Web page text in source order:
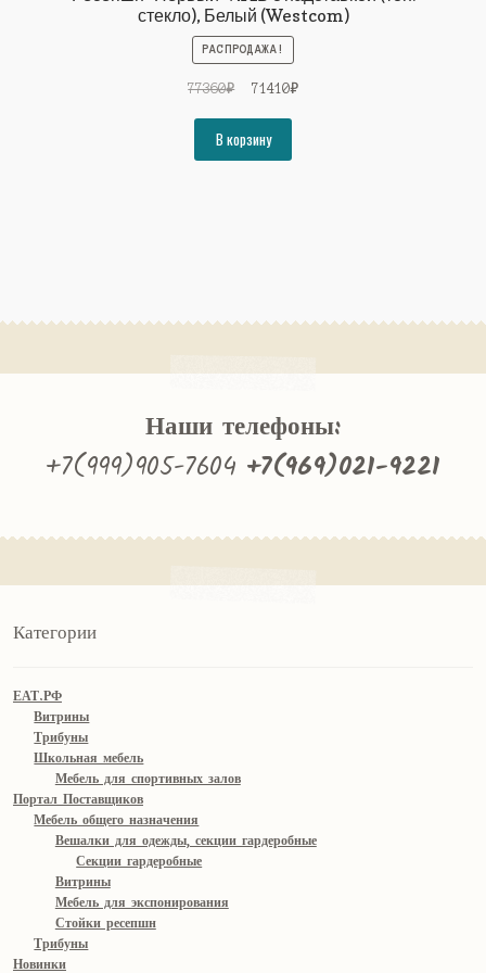
стекло), Белый (Westcom)
РАСПРОДАЖА!
77360₽
Первоначальная
составляла
77360₽.
71410₽Текущая
В корзину
Наши телефоны:
+7(999)905-7604 +7(969)021-9221
Категории
ЕАТ.РФ
Витрины
Трибуны
Школьная мебель
Мебель для спортивных залов
Портал Поставщиков
Мебель общего назначения
Вешалки для одежды, секции гардеробные
Секции гардеробные
Витрины
Мебель для экспонирования
Стойки ресепшн
Трибуны
Новинки